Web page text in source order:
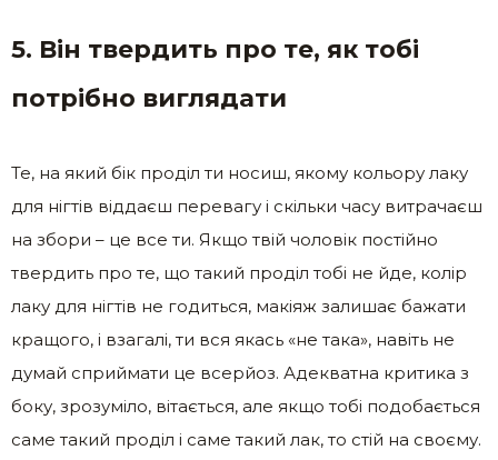
5. Він твердить про те, як тобі
потрібно виглядати
Те, на який бік проділ ти носиш, якому кольору лаку
для нігтів віддаєш перевагу і скільки часу витрачаєш
на збори – це все ти. Якщо твій чоловік постійно
твердить про те, що такий проділ тобі не йде, колір
лаку для нігтів не годиться, макіяж залишає бажати
кращого, і взагалі, ти вся якась «не така», навіть не
думай сприймати це всерйоз. Адекватна критика з
боку, зрозуміло, вітається, але якщо тобі подобається
саме такий проділ і саме такий лак, то стій на своєму.